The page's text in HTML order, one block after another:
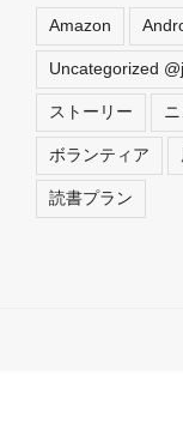
Amazon
Uncategorized
ストーリー
ボランティア
読書プラン